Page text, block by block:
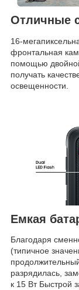
Отличные
16-
фронтальная
помощью
получать
освещенности.
Емкая
Благодаря
(типичное
разрядилась,
к 15 Вт Быстрой